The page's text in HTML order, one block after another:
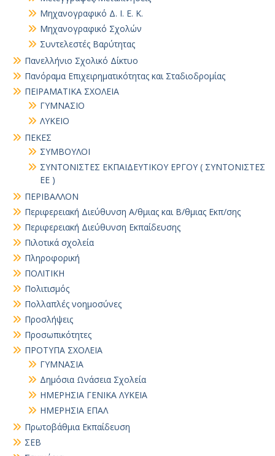
Μηχανογραφικό Δ. Ι. Ε. Κ.
Μηχανογραφικό Σχολών
Συντελεστές Βαρύτητας
Πανελλήνιο Σχολικό Δίκτυο
Πανόραμα Επιχειρηματικότητας και Σταδιοδρομίας
ΠΕΙΡΑΜΑΤΙΚΑ ΣΧΟΛΕΙΑ
ΓΥΜΝΑΣΙΟ
ΛΥΚΕΙΟ
ΠΕΚΕΣ
ΣΥΜΒΟΥΛΟΙ
ΣΥΝΤΟΝΙΣΤΕΣ ΕΚΠΑΙΔΕΥΤΙΚΟΥ ΕΡΓΟΥ ( ΣΥΝΤΟΝΙΣΤΕΣ
ΕΕ )
ΠΕΡΙΒΑΛΛΟΝ
Περιφερειακή Διεύθυνση Α/θμιας και Β/θμιας Εκπ/σης
Περιφερειακή Διεύθυνση Εκπαίδευσης
Πιλοτικά σχολεία
Πληροφορική
ΠΟΛΙΤΙΚΗ
Πολιτισμός
Πολλαπλές νοημοσύνες
Προσλήψεις
Προσωπικότητες
ΠΡΟΤΥΠΑ ΣΧΟΛΕΙΑ
ΓΥΜΝΑΣΙΑ
Δημόσια Ωνάσεια Σχολεία
ΗΜΕΡΗΣΙΑ ΓΕΝΙΚΑ ΛΥΚΕΙΑ
ΗΜΕΡΗΣΙΑ ΕΠΑΛ
Πρωτοβάθμια Εκπαίδευση
ΣΕΒ